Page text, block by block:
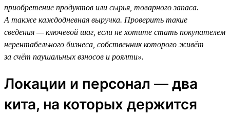
приобретение продуктов или сырья, товарного запаса.
А также каждодневная выручка. Проверить такие
сведения — ключевой шаг, если не хотите стать покупателем
нерентабельного бизнеса, собственник которого живёт
за счёт паушальных взносов и роялти».
Локации и персонал — два
кита, на которых держится